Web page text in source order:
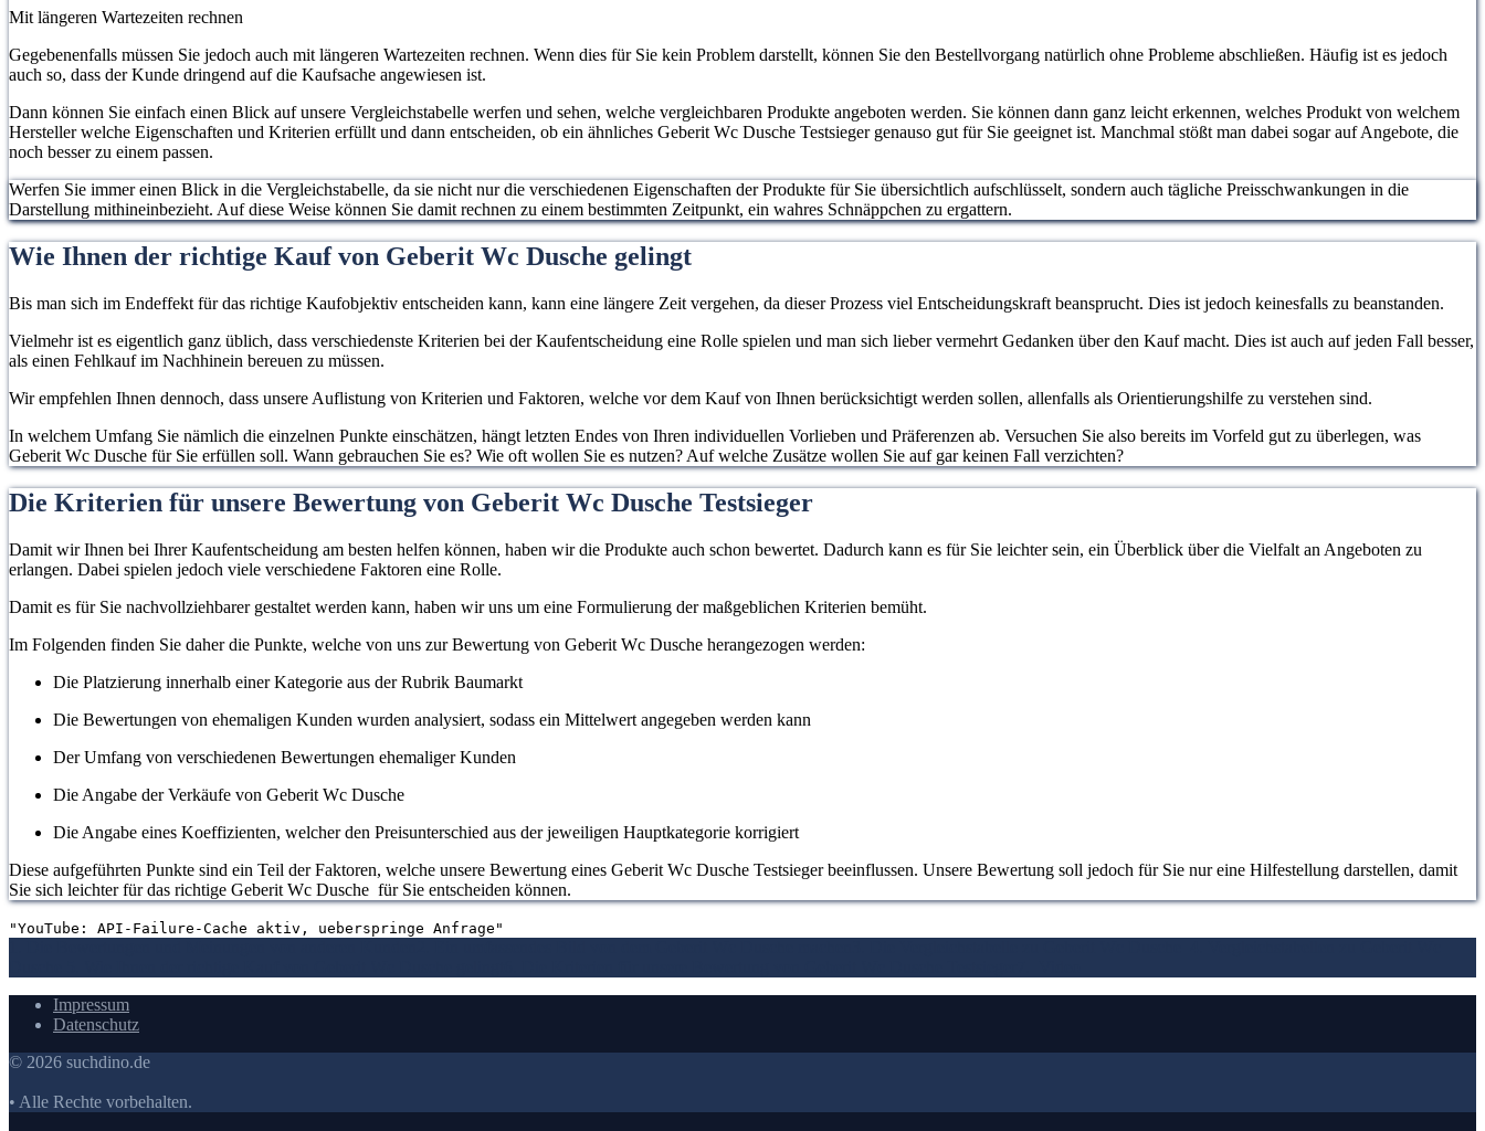
Mit längeren Wartezeiten rechnen
Gegebenenfalls müssen Sie jedoch auch mit längeren Wartezeiten rechnen. Wenn dies für Sie kein Problem darstellt, können Sie den Bestellvorgang natürlich ohne Probleme abschließen. Häufig ist es jedoch
auch so, dass der Kunde dringend auf die Kaufsache angewiesen ist.
Dann können Sie einfach einen Blick auf unsere Vergleichstabelle werfen und sehen, welche vergleichbaren Produkte angeboten werden. Sie können dann ganz leicht erkennen, welches Produkt von welchem
Hersteller welche Eigenschaften und Kriterien erfüllt und dann entscheiden, ob ein ähnliches Geberit Wc Dusche Testsieger genauso gut für Sie geeignet ist. Manchmal stößt man dabei sogar auf Angebote, die
noch besser zu einem passen.
Werfen Sie immer einen Blick in die Vergleichstabelle, da sie nicht nur die verschiedenen Eigenschaften der Produkte für Sie übersichtlich aufschlüsselt, sondern auch tägliche Preisschwankungen in die
Darstellung mithineinbezieht. Auf diese Weise können Sie damit rechnen zu einem bestimmten Zeitpunkt, ein wahres Schnäppchen zu ergattern.
Wie Ihnen der richtige Kauf von Geberit Wc Dusche gelingt
Bis man sich im Endeffekt für das richtige Kaufobjektiv entscheiden kann, kann eine längere Zeit vergehen, da dieser Prozess viel Entscheidungskraft beansprucht. Dies ist jedoch keinesfalls zu beanstanden.
Vielmehr ist es eigentlich ganz üblich, dass verschiedenste Kriterien bei der Kaufentscheidung eine Rolle spielen und man sich lieber vermehrt Gedanken über den Kauf macht. Dies ist auch auf jeden Fall besser,
als einen Fehlkauf im Nachhinein bereuen zu müssen.
Wir empfehlen Ihnen dennoch, dass unsere Auflistung von Kriterien und Faktoren, welche vor dem Kauf von Ihnen berücksichtigt werden sollen, allenfalls als Orientierungshilfe zu verstehen sind.
In welchem Umfang Sie nämlich die einzelnen Punkte einschätzen, hängt letzten Endes von Ihren individuellen Vorlieben und Präferenzen ab. Versuchen Sie also bereits im Vorfeld gut zu überlegen, was
Geberit Wc Dusche für Sie erfüllen soll. Wann gebrauchen Sie es? Wie oft wollen Sie es nutzen? Auf welche Zusätze wollen Sie auf gar keinen Fall verzichten?
Die Kriterien für unsere Bewertung von Geberit Wc Dusche Testsieger
Damit wir Ihnen bei Ihrer Kaufentscheidung am besten helfen können, haben wir die Produkte auch schon bewertet. Dadurch kann es für Sie leichter sein, ein Überblick über die Vielfalt an Angeboten zu
erlangen. Dabei spielen jedoch viele verschiedene Faktoren eine Rolle.
Damit es für Sie nachvollziehbarer gestaltet werden kann, haben wir uns um eine Formulierung der maßgeblichen Kriterien bemüht.
Im Folgenden finden Sie daher die Punkte, welche von uns zur Bewertung von Geberit Wc Dusche herangezogen werden:
Die Platzierung innerhalb einer Kategorie aus der Rubrik Baumarkt
Die Bewertungen von ehemaligen Kunden wurden analysiert, sodass ein Mittelwert angegeben werden kann
Der Umfang von verschiedenen Bewertungen ehemaliger Kunden
Die Angabe der Verkäufe von Geberit Wc Dusche
Die Angabe eines Koeffizienten, welcher den Preisunterschied aus der jeweiligen Hauptkategorie korrigiert
Diese aufgeführten Punkte sind ein Teil der Faktoren, welche unsere Bewertung eines Geberit Wc Dusche Testsieger beeinflussen. Unsere Bewertung soll jedoch für Sie nur eine Hilfestellung darstellen, damit
Sie sich leichter für das richtige Geberit Wc Dusche für Sie entscheiden können.
"YouTube: API-Failure-Cache aktiv, ueberspringe Anfrage"
Impressum
Datenschutz
© 2026 suchdino.de
• Alle Rechte vorbehalten.